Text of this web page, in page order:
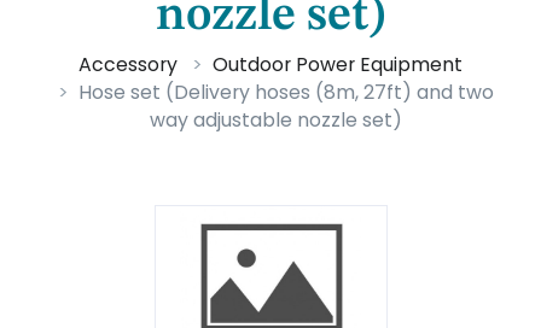
nozzle set)
Accessory
Outdoor Power Equipment
Hose set (Delivery hoses (8m, 27ft) and two
way adjustable nozzle set)